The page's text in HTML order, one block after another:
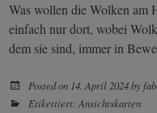
Was wollen die Wolken am
einfach nur dort, wobei
dem sie sind, immer in
Posted on 14. April 2024by
Etikettiert:Ansichtskarten